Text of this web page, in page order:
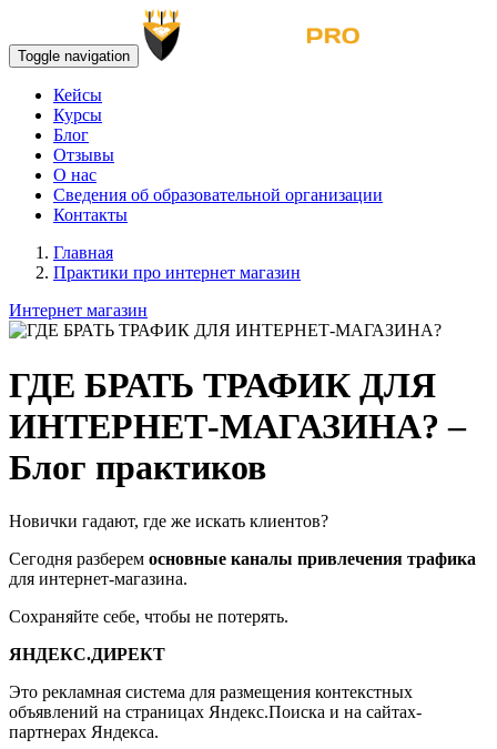
Toggle navigation
Кейсы
Курсы
Блог
Отзывы
О нас
Сведения об образовательной организации
Контакты
Главная
Практики про интернет магазин
Интернет магазин
ГДЕ БРАТЬ ТРАФИК ДЛЯ
ИНТЕРНЕТ-МАГАЗИНА? –
Блог практиков
Новички гадают, где же искать клиентов?
Сегодня разберем основные каналы привлечения трафика
для интернет-магазина.
Сохраняйте себе, чтобы не потерять.
ЯНДЕКС.ДИРЕКТ
Это рекламная система для размещения контекстных
объявлений на страницах Яндекс.Поиска и на сайтах-
партнерах Яндекса.